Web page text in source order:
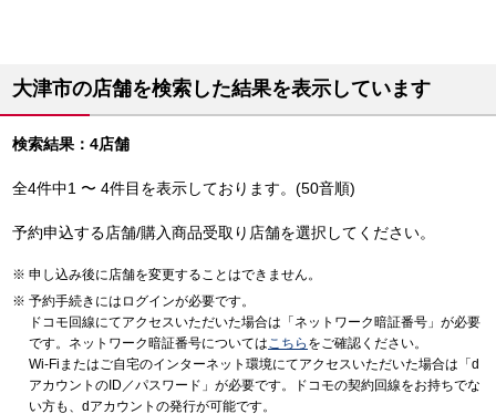
大津市の店舗を検索した結果を表示しています
検索結果：4店舗
全4件中1 〜 4件目を表示しております。(50音順)
予約申込する店舗/購入商品受取り店舗を選択してください。
申し込み後に店舗を変更することはできません。
予約手続きにはログインが必要です。
ドコモ回線にてアクセスいただいた場合は「ネットワーク暗証番号」が必要
です。ネットワーク暗証番号についてはこちら をご確認ください。
Wi-Fiまたはご自宅のインターネット環境にてアクセスいただいた場合は「d
アカウントのID／パスワード」が必要です。ドコモの契約回線をお持ちでな
い方も、dアカウントの発行が可能です。